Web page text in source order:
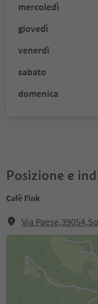
mercoledì
giovedì
venerdì
sabato
domenica
Posizione e
Cafè Fink
Via